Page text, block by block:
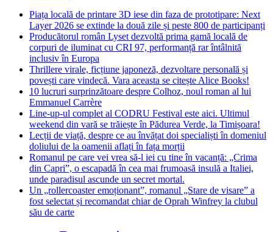
Piața locală de printare 3D iese din faza de prototipare: Next
Layer 2026 se extinde la două zile și peste 800 de participanți
Producătorul român Lyset dezvoltă prima gamă locală de
corpuri de iluminat cu CRI 97, performanță rar întâlnită
inclusiv în Europa
Thrillere virale, ficțiune japoneză, dezvoltare personală și
povești care vindecă. Vara aceasta se citește Alice Books!
10 lucruri surprinzătoare despre Colhoz, noul roman al lui
Emmanuel Carrère
Line-up-ul complet al CODRU Festival este aici. Ultimul
weekend din vară se trăiește în Pădurea Verde, la Timișoara!
Lecții de viață, despre ce au învățat doi specialiști în domeniul
doliului de la oamenii aflați în fața morții
Romanul pe care vei vrea să-l iei cu tine în vacanță: „Crima
din Capri”, o escapadă în cea mai frumoasă insulă a Italiei,
unde paradisul ascunde un secret mortal.
Un „rollercoaster emoționant”, romanul „Stare de visare” a
fost selectat și recomandat chiar de Oprah Winfrey la clubul
său de carte